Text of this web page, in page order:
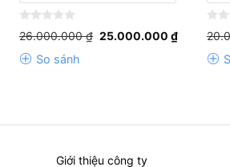
0
out
of
5
26.000.000₫ Giá
gốc
25.000.000₫Giá
So sánh
0
out
of
5
Giới thiệu công ty